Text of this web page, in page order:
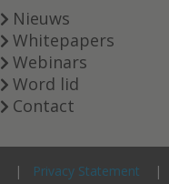
Nieuws
Whitepapers
Webinars
Word lid
Contact
Privacy Statement